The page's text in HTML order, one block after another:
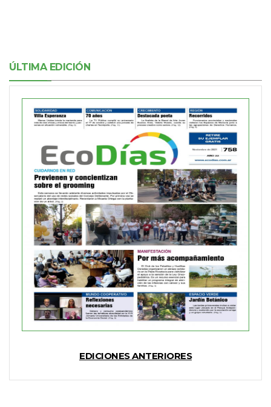
ÚLTIMA EDICIÓN
EDICIONES ANTERIORES